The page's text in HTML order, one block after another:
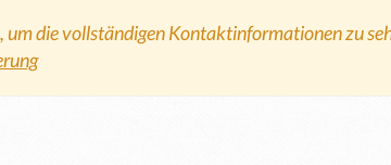
um die vollständigen Kontaktinformationen zu